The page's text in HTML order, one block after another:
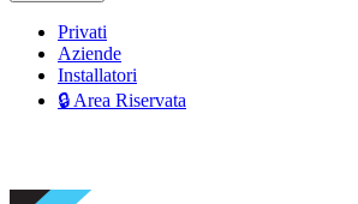
Privati
Aziende
Installatori
🔒 Area Riservata